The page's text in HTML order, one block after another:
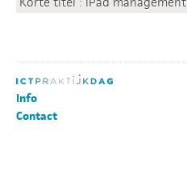
Info
Contact